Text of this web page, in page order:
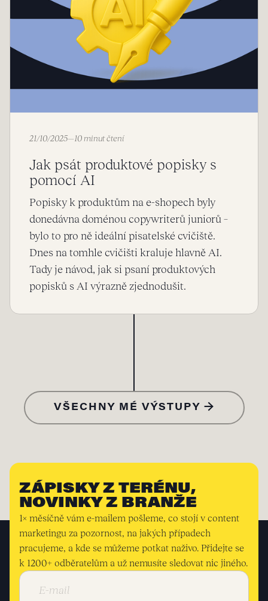
21/10/2025—10 minut čtení
Jak psát produktové popisky s
pomocí AI
Popisky k produktům na e-shopech byly
donedávna doménou copywriterů juniorů –
bylo to pro ně ideální pisatelské cvičiště.
Dnes na tomhle cvičišti kraluje hlavně AI.
Tady je návod, jak si psaní produktových
popisků s AI výrazně zjednodušit.
VŠECHNY MÉ VÝSTUPY →
ZÁPISKY Z TERÉNU,
NOVINKY Z BRANŽE
1× měsíčně vám e-mailem pošleme, co stojí v content
marketingu za pozornost, na jakých případech
pracujeme, a kde se můžeme potkat naživo. Přidejte se
k 1200+ odběratelům a už nemusíte sledovat nic jiného.